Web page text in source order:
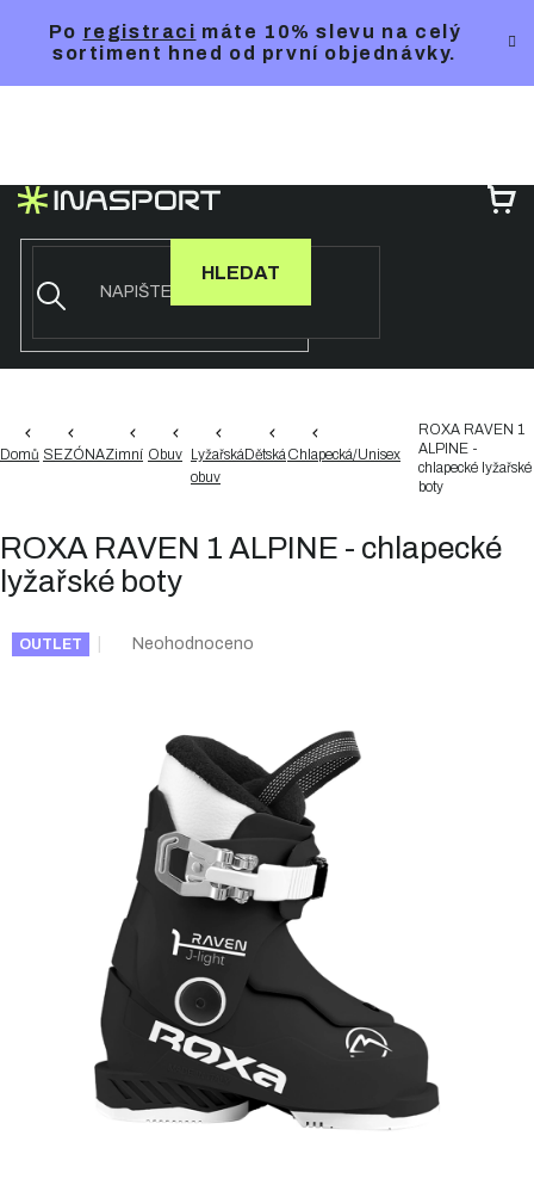
Po registraci máte 10% slevu na celý
sortiment hned od první objednávky.
HLEDAT
Domů SEZÓNAZimní Obuv
Lyžařská
obuv
DětskáChlapecká/Unisex
ROXA RAVEN 1
ALPINE -
chlapecké lyžařské
boty
ROXA RAVEN 1 ALPINE - chlapecké
lyžařské boty
OUTLET
Průměrné
hvězdiček.
Neohodnoceno